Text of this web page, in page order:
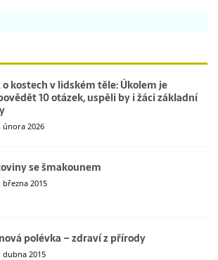
o kostech v lidském těle: Úkolem je
10 otázek, uspěli by i žáci základní
února 2026
se šmakounem
března 2015
polévka – zdraví z přírody
dubna 2015